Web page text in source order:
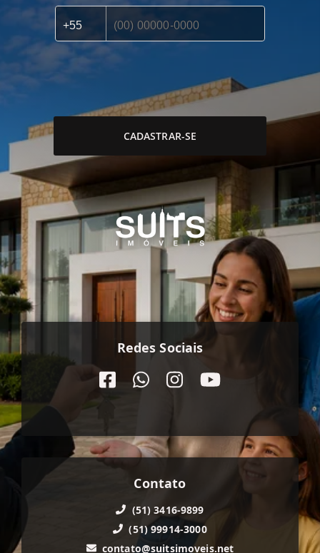
CADASTRAR-SE
Redes Sociais
Contato
(51) 3416-9899
(51) 99914-3000
contato@suitsimoveis.net